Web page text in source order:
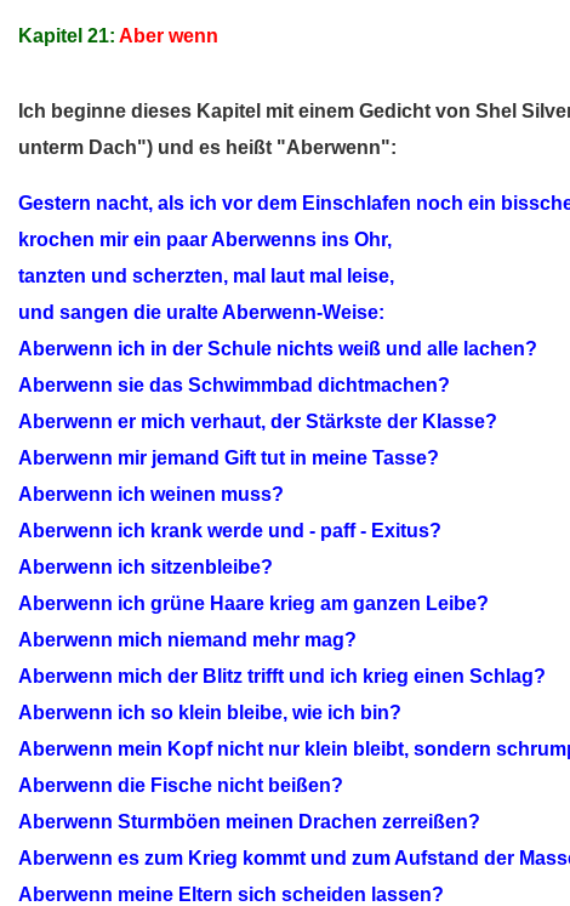
Kapitel 21: Aber wenn
Ich beginne dieses Kapitel mit einem Gedicht von Shel
unterm Dach") und es heißt "Aberwenn":
Gestern nacht, als ich vor dem Einschlafen noch ein
krochen mir ein paar Aberwenns ins Ohr,
tanzten und scherzten, mal laut mal leise,
und sangen die uralte Aberwenn-Weise:
Aberwenn ich in der Schule nichts weiß und alle lachen?
Aberwenn sie das Schwimmbad dichtmachen?
Aberwenn er mich verhaut, der Stärkste der Klasse?
Aberwenn mir jemand Gift tut in meine Tasse?
Aberwenn ich weinen muss?
Aberwenn ich krank werde und - paff - Exitus?
Aberwenn ich sitzenbleibe?
Aberwenn ich grüne Haare krieg am ganzen Leibe?
Aberwenn mich niemand mehr mag?
Aberwenn mich der Blitz trifft und ich krieg einen Schlag?
Aberwenn ich so klein bleibe, wie ich bin?
Aberwenn mein Kopf nicht nur klein bleibt, sondern
Aberwenn die Fische nicht beißen?
Aberwenn Sturmböen meinen Drachen zerreißen?
Aberwenn es zum Krieg kommt und zum Aufstand der
Aberwenn meine Eltern sich scheiden lassen?